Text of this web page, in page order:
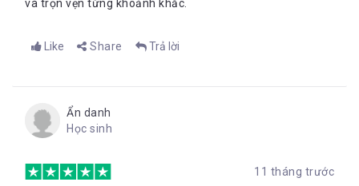
thân những ý nghĩ của tôi.” Những sự vật vượt ra khỏi tầm
ngoài tầm với mà đơn giản vì chúng ta không đặt tâm trí của
hoa thật đẹp và tự hỏi vì sao? Về điều này, cá nhân tôi cũng
không có câu trả lời và cho rằng thế giới tâm trí bên trong mỗi
người chỉ có thể tự họ khám phá ra mà thôi.
và trọn vẹn từng khoảnh khắc.
Like Share Trả lời
Ẩn danh
Học sinh
11 tháng trước